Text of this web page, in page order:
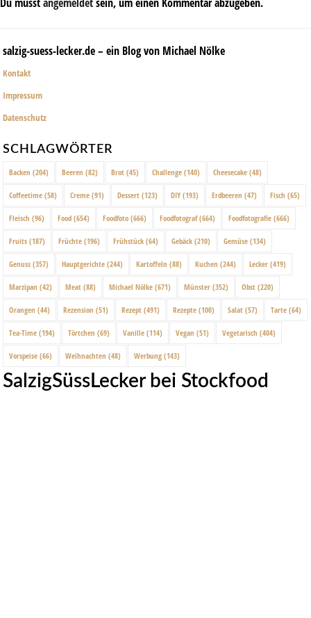
salzig-suess-lecker.de – ein Blog von Michael Nölke
Kontakt
Impressum
Datenschutz
SCHLAGWÖRTER
Backen (204) Beeren (82) Brot (45) Challenge (140) Cheesecake (48)
Coffeetime (58) Creme (91) Dessert (123) DIY (193) Erdbeeren (47) Fisch (65)
Fleisch (96) Food (654) Foodfoto (666) Foodfotograf(664) Foodfotografie (666)
Fruits (187) Früchte (196) Frühstück (64) Gebäck (210) Gemüse (134)
Genuss (357) Hauptgerichte (244) Kartoffeln (88) Kuchen (244) Lecker (419)
Marzipan (42) Meat (88) Michael Nölke (671) Münster (352) Obst (220)
Orangen (44) Rezension (51) Rezept (491) Rezepte (100) Salat (57) Tarte (64)
Tea-Time (194) Törtchen (69) Vanille (114) Vegan (51) Vegetarisch (404)
Vorspeise (66) Weihnachten (48) Werbung (143)
SalzigSüssLecker bei Stockfood